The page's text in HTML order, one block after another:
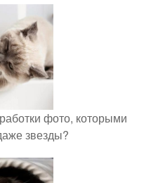
фото, которыми
звезды?